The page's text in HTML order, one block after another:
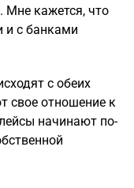
Мне кажется, что
и с банками
с обеих
свое отношение к
начинают по-